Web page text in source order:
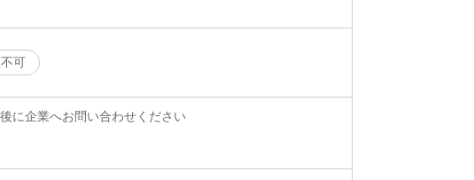
可
に企業へお問い合わせください